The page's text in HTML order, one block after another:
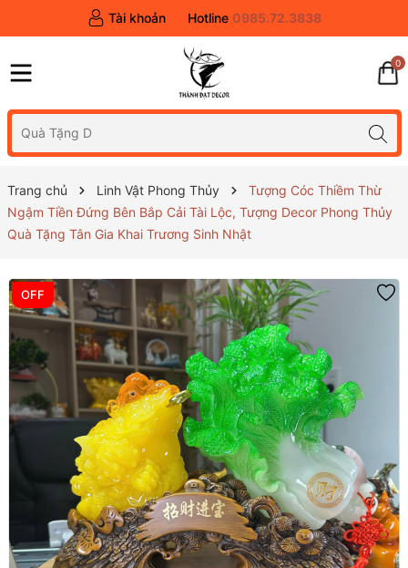
Tài khoản Hotline 0985.72.3838
0
Trang chủ Linh Vật Phong Thủy
Tượng Cóc Thiềm Thừ
Ngậm Tiền Đứng Bên Bắp Cải Tài Lộc, Tượng Decor Phong Thủy
Quà Tặng Tân Gia Khai Trương Sinh Nhật
OFF